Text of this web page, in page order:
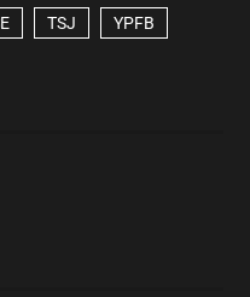
TSJ YPFB